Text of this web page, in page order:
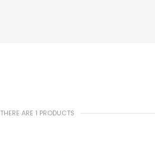
THERE ARE 1 PRODUCTS